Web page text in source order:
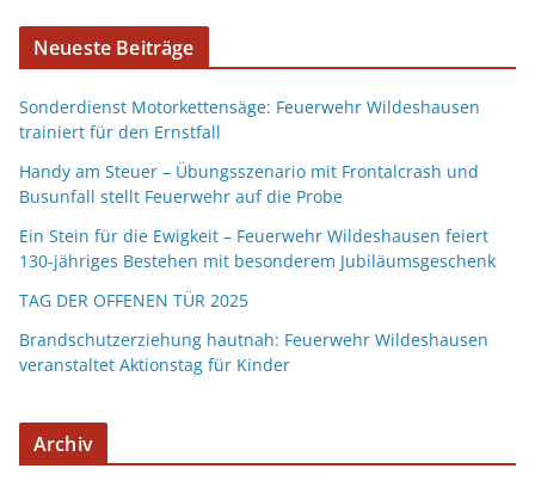
Neueste Beiträge
Sonderdienst Motorkettensäge: Feuerwehr Wildeshausen
trainiert für den Ernstfall
Handy am Steuer – Übungsszenario mit Frontalcrash und
Busunfall stellt Feuerwehr auf die Probe
Ein Stein für die Ewigkeit – Feuerwehr Wildeshausen feiert
130-jähriges Bestehen mit besonderem Jubiläumsgeschenk
TAG DER OFFENEN TÜR 2025
Brandschutzerziehung hautnah: Feuerwehr Wildeshausen
veranstaltet Aktionstag für Kinder
Archiv